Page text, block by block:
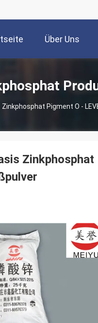
Über Uns
Zinkphosphat Pigment O -